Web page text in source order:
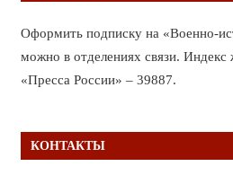
Оформить подписку на «Военно-
можно в отделениях связи. Индекс
«Пресса России» – 39887.
КОНТАКТЫ